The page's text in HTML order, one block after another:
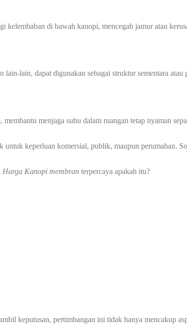
kelembaban di bawah kanopi, mencegah jamur atau
lain, dapat digunakan sebagai struktur sementara atau
menjaga suhu dalam ruangan tetap nyaman
keperluan komersial, publik, maupun perumahan.
Harga Kanopi membran terpercaya apakah itu?
keputusan, pertimbangan ini tidak hanya mencakup